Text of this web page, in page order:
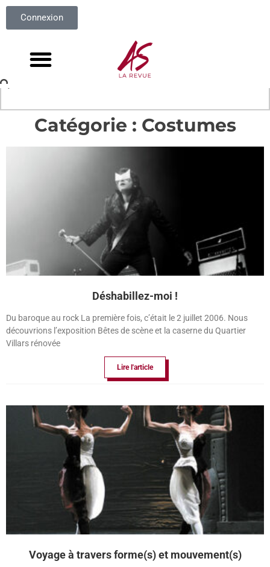
Connexion
Catégorie : Costumes
Déshabillez-moi !
Du baroque au rock La première fois, c’était le 2 juillet 2006. Nous
découvrions l’exposition Bêtes de scène et la caserne du Quartier
Villars rénovée
Lire l'article
Voyage à travers forme(s) et mouvement(s)